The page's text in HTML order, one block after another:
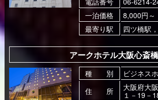
一泊価格
8,000円～
最寄り駅
四ツ橋駅
アークホテル大阪心斎橋
種 別
ビジネス
住 所
大阪府大
１－19－